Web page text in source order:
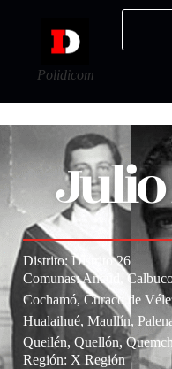
Polidicom
Distrito: Distrito 26
Comunas: Ancud,
Cochamó, Curaco de
Hualaihué, Maullín,
Queilén, Quellón,
Región: X Región